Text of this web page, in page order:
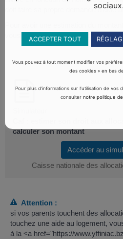
doit faire sa propre demande d'aide
vous pouvez toucher, vous pouvez
calculer son montant
Accéder au
Caisse nationale des
Attention :
si vos parents touchent des
touchez une aide au logement,
à la <a href="https://
sociaux.
ACCEPTER TOUT
Vous pouvez à tout moment modifier vos
des cookies » en bas
Pour plus d’informations sur l’utilisation de
consulternotre politique